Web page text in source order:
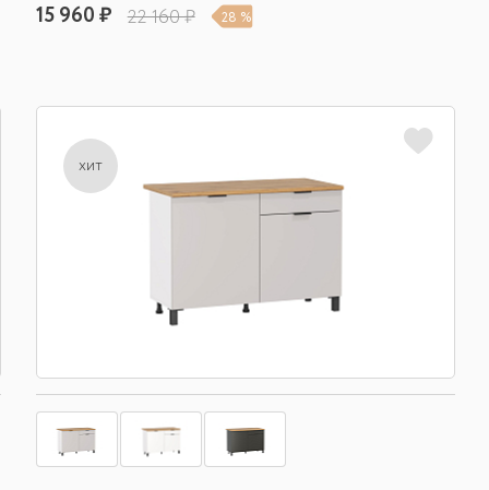
15 960 ₽ 22 160 ₽ 28 %
хит